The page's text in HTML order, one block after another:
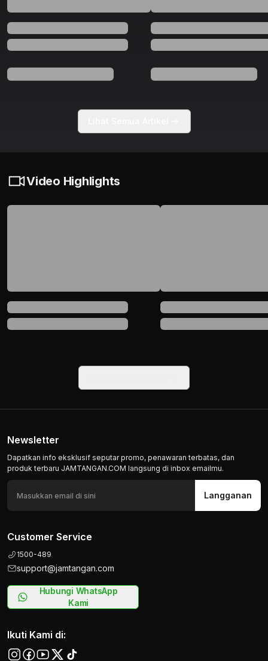
Newsletter
Dapatkan info eksklusif seputar promo, penawaran terbatas, dan
produk terbaru JAMTANGAN.COM langsung di inbox emailmu.
Langganan
Customer Service
1500-489
support@jamtangan.com
Hubungi WhatsApp
Kami
Ikuti Kami di:
Video Highlights